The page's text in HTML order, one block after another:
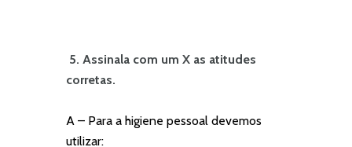
5. Assinala com um X as atitudes
corretas.
A – Para a higiene pessoal devemos
utilizar: